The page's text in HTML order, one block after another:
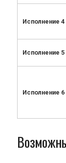
Исполнение 4
Исполнение 5
Исполнение 6